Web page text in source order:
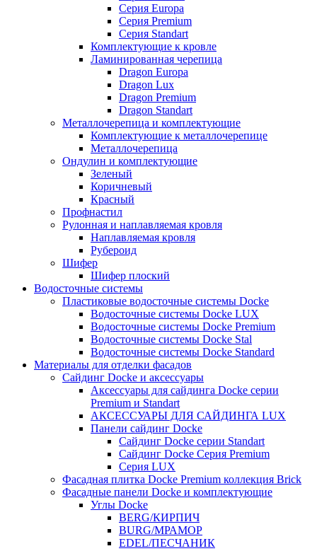
Серия Europa
Серия Premium
Серия Standart
Комплектующие к кровле
Ламинированная черепица
Dragon Europa
Dragon Lux
Dragon Premium
Dragon Standart
Металлочерепица и комплектующие
Комплектующие к металлочерепице
Металлочерепица
Ондулин и комплектующие
Зеленый
Коричневый
Красный
Профнастил
Рулонная и наплавляемая кровля
Наплавляемая кровля
Рубероид
Шифер
Шифер плоский
Водосточные системы
Пластиковые водосточные системы Docke
Водосточные системы Docke LUX
Водосточные системы Docke Premium
Водосточные системы Docke Stal
Водосточные системы Docke Standard
Материалы для отделки фасадов
Сайдинг Docke и аксессуары
Аксессуары для сайдинга Docke серии
Premium и Standart
АКСЕССУАРЫ ДЛЯ САЙДИНГА LUX
Панели сайдинг Docke
Cайдинг Docke серии Standart
Сайдинг Docke Серия Premium
Серия LUX
Фасадная плитка Docke Premium коллекция Brick
Фасадные панели Docke и комплектующие
Углы Docke
BERG/КИРПИЧ
BURG/МРАМОР
EDEL/ПЕСЧАНИК